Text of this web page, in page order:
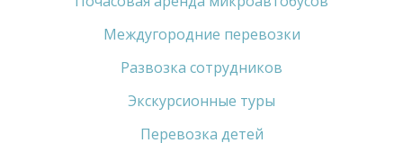
Междугородние перевозки
Развозка сотрудников
Экскурсионные туры
Перевозка детей